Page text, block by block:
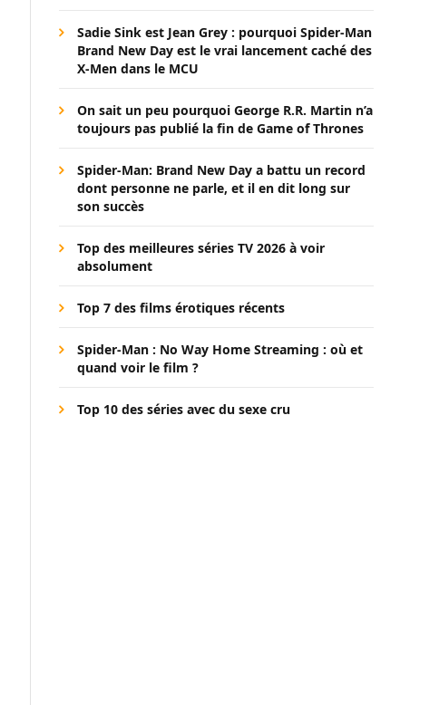
Sadie Sink est Jean Grey : pourquoi Spider-Man
Brand New Day est le vrai lancement caché des
X-Men dans le MCU
On sait un peu pourquoi George R.R. Martin n’a
toujours pas publié la fin de Game of Thrones
Spider-Man: Brand New Day a battu un record
dont personne ne parle, et il en dit long sur
son succès
Top des meilleures séries TV 2026 à voir
absolument
Top 7 des films érotiques récents
Spider-Man : No Way Home Streaming : où et
quand voir le film ?
Top 10 des séries avec du sexe cru